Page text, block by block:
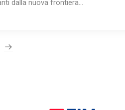
dalla nuova frontiera…